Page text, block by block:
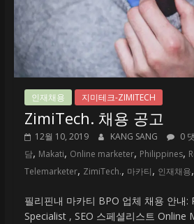
인재채용 지미테크-ZIMITECH
ZimiTech. 채용 공고
12월 10, 2019 KANG SANG 0
담, Makati, Online marketer, Philippines,
Telemarketer, ZimiTech., 마카티, 인재채용,
필리핀내 마카티 BPO 업체 채용 안내:
Specialist , SEO 스페셜리스트 Online